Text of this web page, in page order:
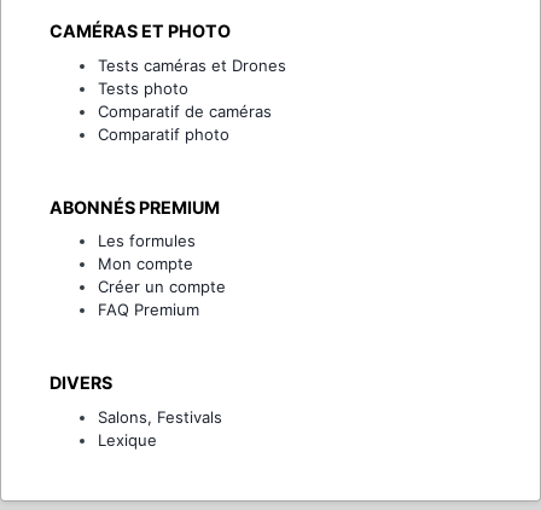
CAMÉRAS ET PHOTO
Tests caméras et Drones
Tests photo
Comparatif de caméras
Comparatif photo
ABONNÉS PREMIUM
Les formules
Mon compte
Créer un compte
FAQ Premium
DIVERS
Salons, Festivals
Lexique